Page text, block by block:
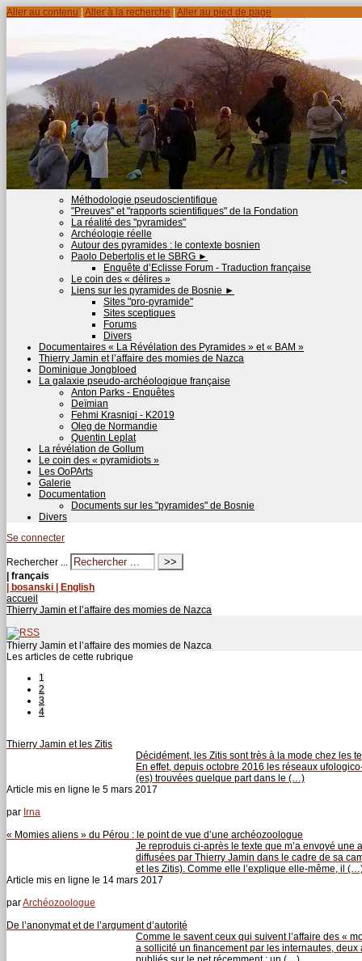
Aller au contenu Aller à la recherche Aller au pied de page
Méthodologie pseudoscientifique
"Preuves" et "rapports scientifiques" de la Fondation
La réalité des "pyramides"
Archéologie réelle
Autour des pyramides : le contexte bosnien
Paolo Debertolis et le SBRG ►
Enquête d’Eclisse Forum - Traduction française
Le coin des « délires »
Liens sur les pyramides de Bosnie ►
Sites "pro-pyramide"
Sites sceptiques
Forums
Divers
Documentaires « La Révélation des Pyramides » et « BAM »
Thierry Jamin et l’affaire des momies de Nazca
Dominique Jongbloed
La galaxie pseudo-archéologique française
Anton Parks - Enquêtes
Deïmian
Fehmi Krasniqi - K2019
Oleg de Normandie
Quentin Leplat
La révélation de Gollum
Le coin des « pyramidiots »
Les OoPArts
Galerie
Documentation
Documents sur les "pyramides" de Bosnie
Divers
Se connecter
Rechercher ...
| français
| bosanski | English
accueil
Thierry Jamin et l’affaire des momies de Nazca
Thierry Jamin et l’affaire des momies de Nazca
Les articles de cette rubrique
1
2
3
4
Thierry Jamin et les Zitis
Décidément, les Zitis sont très à la mode chez les
En effet, depuis octobre 2016 les réseaux
(es) trouvées quelque part dans le (…)
Article mis en ligne le 5 mars 2017
par Irna
« Momies aliens » du Pérou : le point de vue d’une archéozoologue
Je reproduis ci-après le texte que m’a envoyé
diffusées par Thierry Jamin dans le cadre de sa
et les Zitis). Comme elle l’explique elle-même, il
Article mis en ligne le 14 mars 2017
parArchéozoologue
De l’anonymat et de l’argument d’autorité
Comme le savent ceux qui suivent l’affaire des «
a sollicité un financement par les internautes,